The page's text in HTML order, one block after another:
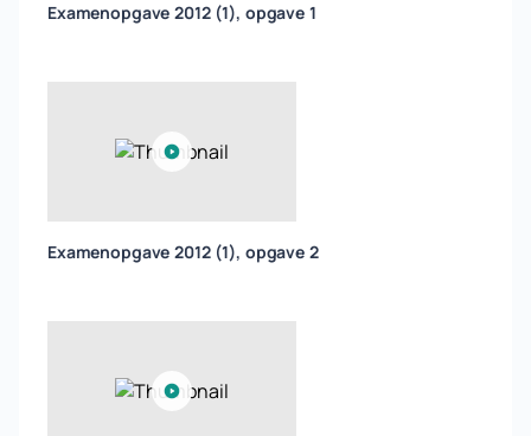
Examenopgave 2012 (1), opgave 1
Examenopgave 2012 (1), opgave 2